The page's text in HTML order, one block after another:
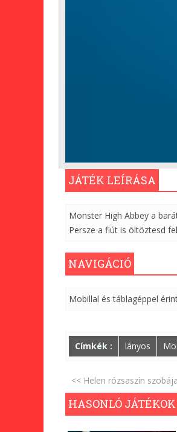
JÁTÉK LEÍRÁSA
Monster High Abbey a
Persze a fiút is öltöztesd
NAVIGÁCIÓ
Mobillal és táblagéppel
Címkék : lányos
<< Helen rózsaszín szobája
HASONLÓ JÁTÉKOK